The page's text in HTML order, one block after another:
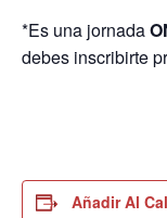
*Es una jornada
debes inscribirte
Añadir Al